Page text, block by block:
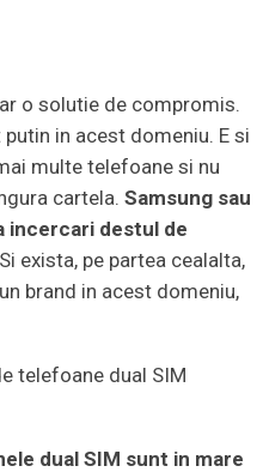
o solutie de compromis.
in acest domeniu. E si
multe telefoane si nu
cartela. Samsung sau
incercari destul de
exista, pe partea cealalta,
brand in acest domeniu,
telefoane dual SIM
dual SIM sunt in mare